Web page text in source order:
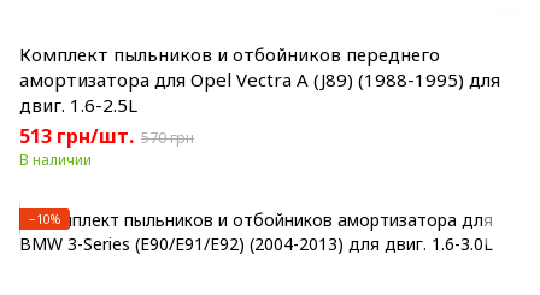
Комплект пыльников и отбойников переднего
амортизатора для Opel Vectra A (J89) (1988-1995) для
двиг. 1.6-2.5L
513 грн/шт. 570 грн
В наличии
−10%